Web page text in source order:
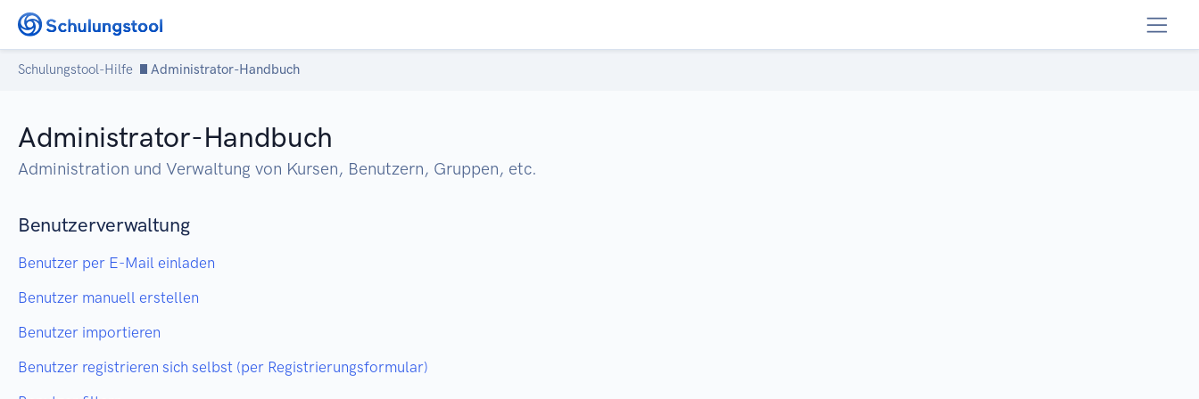
Zum Inhalt springen
Schulungstool-Hilfe Administrator-Handbuch
Administrator-Handbuch
Administration und Verwaltung von Kursen, Benutzern, Gruppen, etc.
Benutzerverwaltung
Benutzer per E-Mail einladen
Benutzer manuell erstellen
Benutzer importieren
Benutzer registrieren sich selbst (per Registrierungsformular)